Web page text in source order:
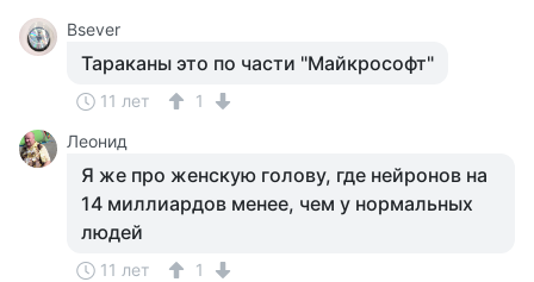
Bsever
Тараканы это по части "Майкрософт"
11 лет
1
Леонид
Я же про женскую голову, где нейронов на
14 миллиардов менее, чем у нормальных
людей
11 лет
1